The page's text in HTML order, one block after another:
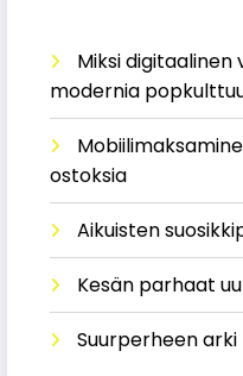
Miksi
modernia
ostoksia
Aikuisten
Kesän parhaat
Suurperheen